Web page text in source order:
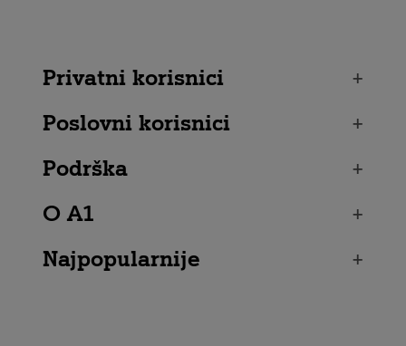
Privatni korisnici
+
Poslovni korisnici
+
Podrška
+
O A1
+
Najpopularnije
+